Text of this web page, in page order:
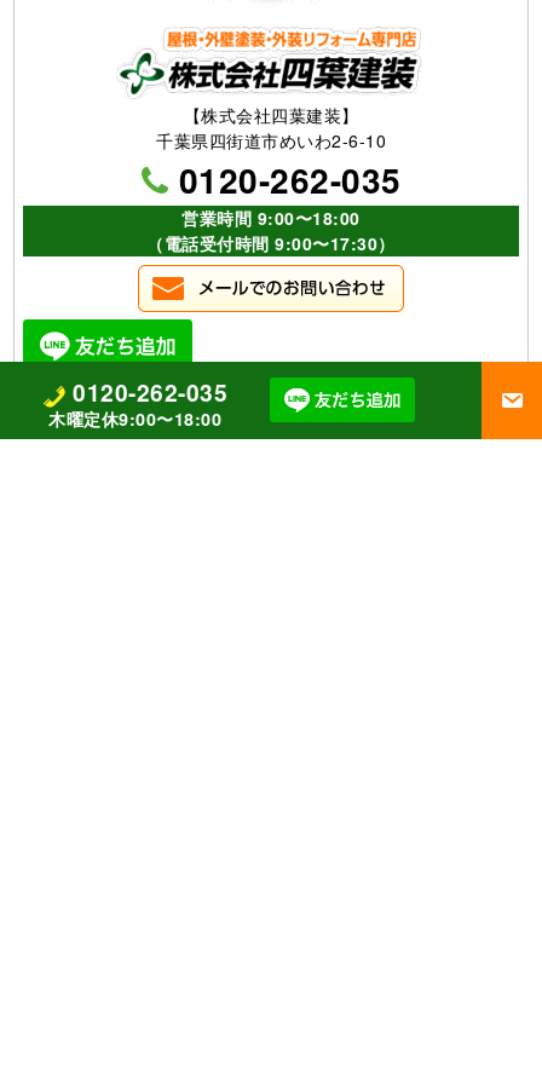
【株式会社四葉建装】
千葉県四街道市めいわ2-6-10
0120-262-035
営業時間 9:00〜18:00
（電話受付時間 9:00〜17:30）
0120-262-035
木曜定休9:00〜18:00